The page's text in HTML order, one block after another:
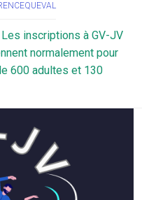
Les inscriptions à GV-JV
normalement pour
600 adultes et 130